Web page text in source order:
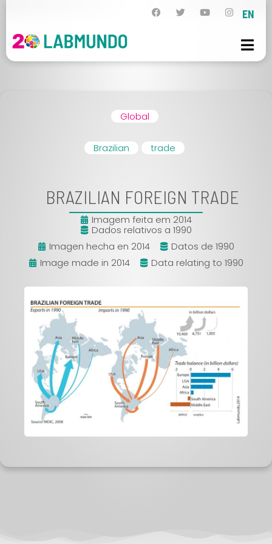
EN
Global
Brazilian trade
BRAZILIAN FOREIGN TRADE
Imagem feita em 2014
Dados relativos a 1990
Imagen hecha en 2014
Datos de 1990
Image made in 2014
Data relating to 1990